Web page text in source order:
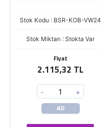
Stok Kodu : BSR-KOB-VW24
Stok Miktarı : Stokta Var
Fiyat
2.115,32 TL
- +
AD